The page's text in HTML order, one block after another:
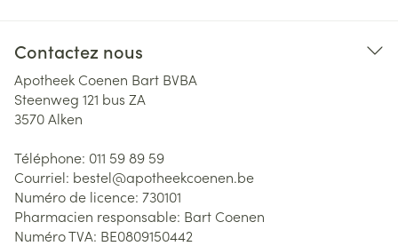
Contactez nous
Apotheek Coenen Bart BVBA
Steenweg 121 bus ZA
3570Alken
Téléphone: 011 59 89 59
Courriel: bestel@apotheekcoenen.be
Numéro de licence: 730101
Pharmacien responsable: Bart Coenen
Numéro TVA: BE0809150442